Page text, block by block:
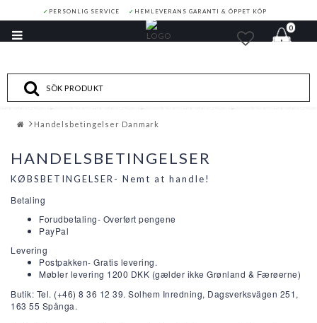
✓ PERSONLIG SERVICE ✓ HEMLEVERANS GARANTI & ÖPPET KÖP
0
Toggle
Handelsbetingelser Danmark
HANDELSBETINGELSER
KØBSBETINGELSER- Nemt at handle!
Betaling
Forudbetaling- Overført pengene
PayPal
Levering
Postpakken- Gratis levering.
Møbler levering 1200 DKK (gælder ikke Grønland & Færøerne)
Butik: Tel. (+46) 8 36 12 39. Solhem Inredning, Dagsverksvägen 251,
163 55 Spånga.